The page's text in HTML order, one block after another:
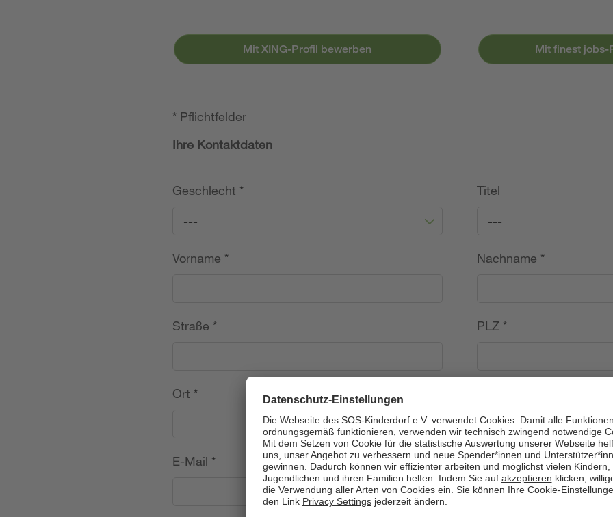
Mit XING-Profil bewerben Mit finest
* Pflichtfelder
Ihre Kontaktdaten
Geschlecht *
---
Titel
---
Vorname * Nachname *
Straße * PLZ *
Ort *
---
E-Mail * Telefon*